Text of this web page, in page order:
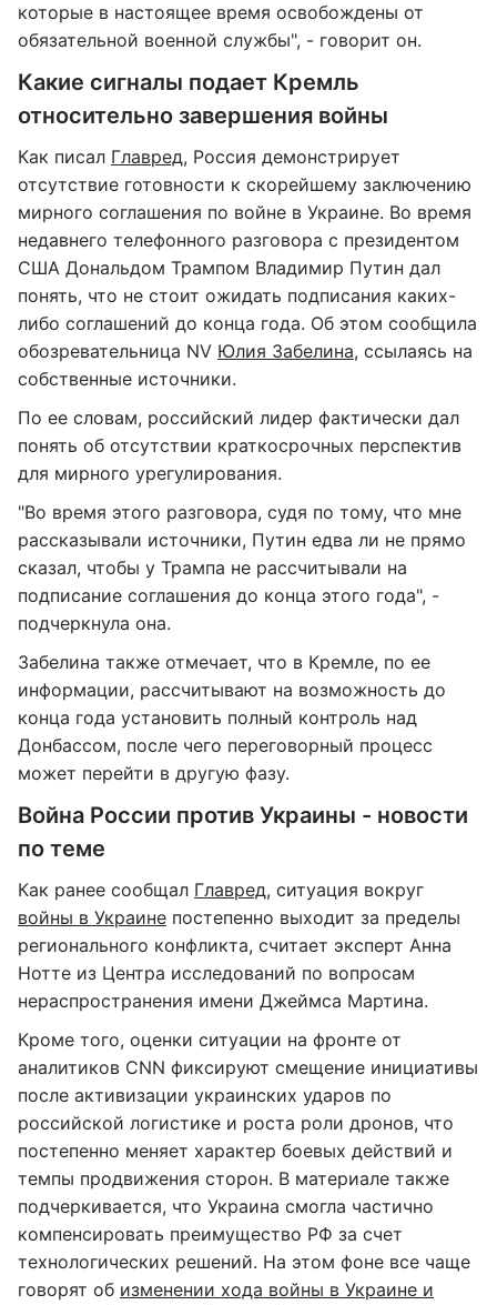
которые в настоящее время освобождены от
обязательной военной службы", - говорит он.
Какие сигналы подает Кремль
относительно завершения войны
Как писал Главред, Россия демонстрирует
отсутствие готовности к скорейшему заключению
мирного соглашения по войне в Украине. Во время
недавнего телефонного разговора с президентом
США Дональдом Трампом Владимир Путин дал
понять, что не стоит ожидать подписания каких-
либо соглашений до конца года. Об этом сообщила
обозревательница NV Юлия Забелина, ссылаясь на
собственные источники.
По ее словам, российский лидер фактически дал
понять об отсутствии краткосрочных перспектив
для мирного урегулирования.
"Во время этого разговора, судя по тому, что мне
рассказывали источники, Путин едва ли не прямо
сказал, чтобы у Трампа не рассчитывали на
подписание соглашения до конца этого года", -
подчеркнула она.
Забелина также отмечает, что в Кремле, по ее
информации, рассчитывают на возможность до
конца года установить полный контроль над
Донбассом, после чего переговорный процесс
может перейти в другую фазу.
Война России против Украины - новости
по теме
Как ранее сообщал Главред, ситуация вокруг
войны в Украине постепенно выходит за пределы
регионального конфликта, считает эксперт Анна
Нотте из Центра исследований по вопросам
нераспространения имени Джеймса Мартина.
Кроме того, оценки ситуации на фронте от
аналитиков CNN фиксируют смещение инициативы
после активизации украинских ударов по
российской логистике и роста роли дронов, что
постепенно меняет характер боевых действий и
темпы продвижения сторон. В материале также
подчеркивается, что Украина смогла частично
компенсировать преимущество РФ за счет
технологических решений. На этом фоне все чаще
говорят об изменении хода войны в Украине и